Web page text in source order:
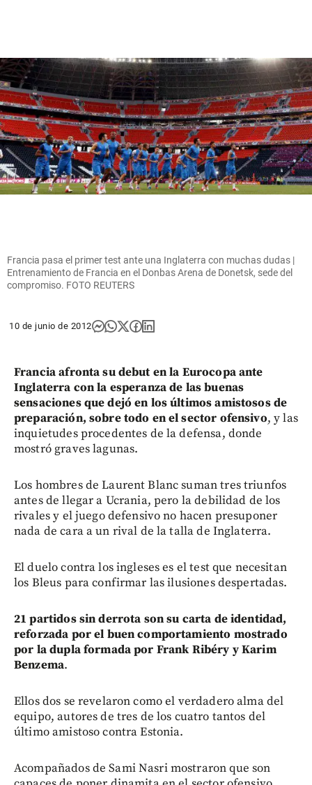
Francia pasa el primer test ante una Inglaterra con muchas dudas |
Entrenamiento de Francia en el Donbas Arena de Donetsk, sede del
compromiso. FOTO REUTERS
10 de junio de 2012
Francia afronta su debut en la Eurocopa ante
Inglaterra con la esperanza de las buenas
sensaciones que dejó en los últimos amistosos de
preparación, sobre todo en el sector ofensivo, y las
inquietudes procedentes de la defensa, donde
mostró graves lagunas.
Los hombres de Laurent Blanc suman tres triunfos
antes de llegar a Ucrania, pero la debilidad de los
rivales y el juego defensivo no hacen presuponer
nada de cara a un rival de la talla de Inglaterra.
El duelo contra los ingleses es el test que necesitan
los Bleus para confirmar las ilusiones despertadas.
21 partidos sin derrota son su carta de identidad,
reforzada por el buen comportamiento mostrado
por la dupla formada por Frank Ribéry y Karim
Benzema.
Ellos dos se revelaron como el verdadero alma del
equipo, autores de tres de los cuatro tantos del
último amistoso contra Estonia.
Acompañados de Sami Nasri mostraron que son